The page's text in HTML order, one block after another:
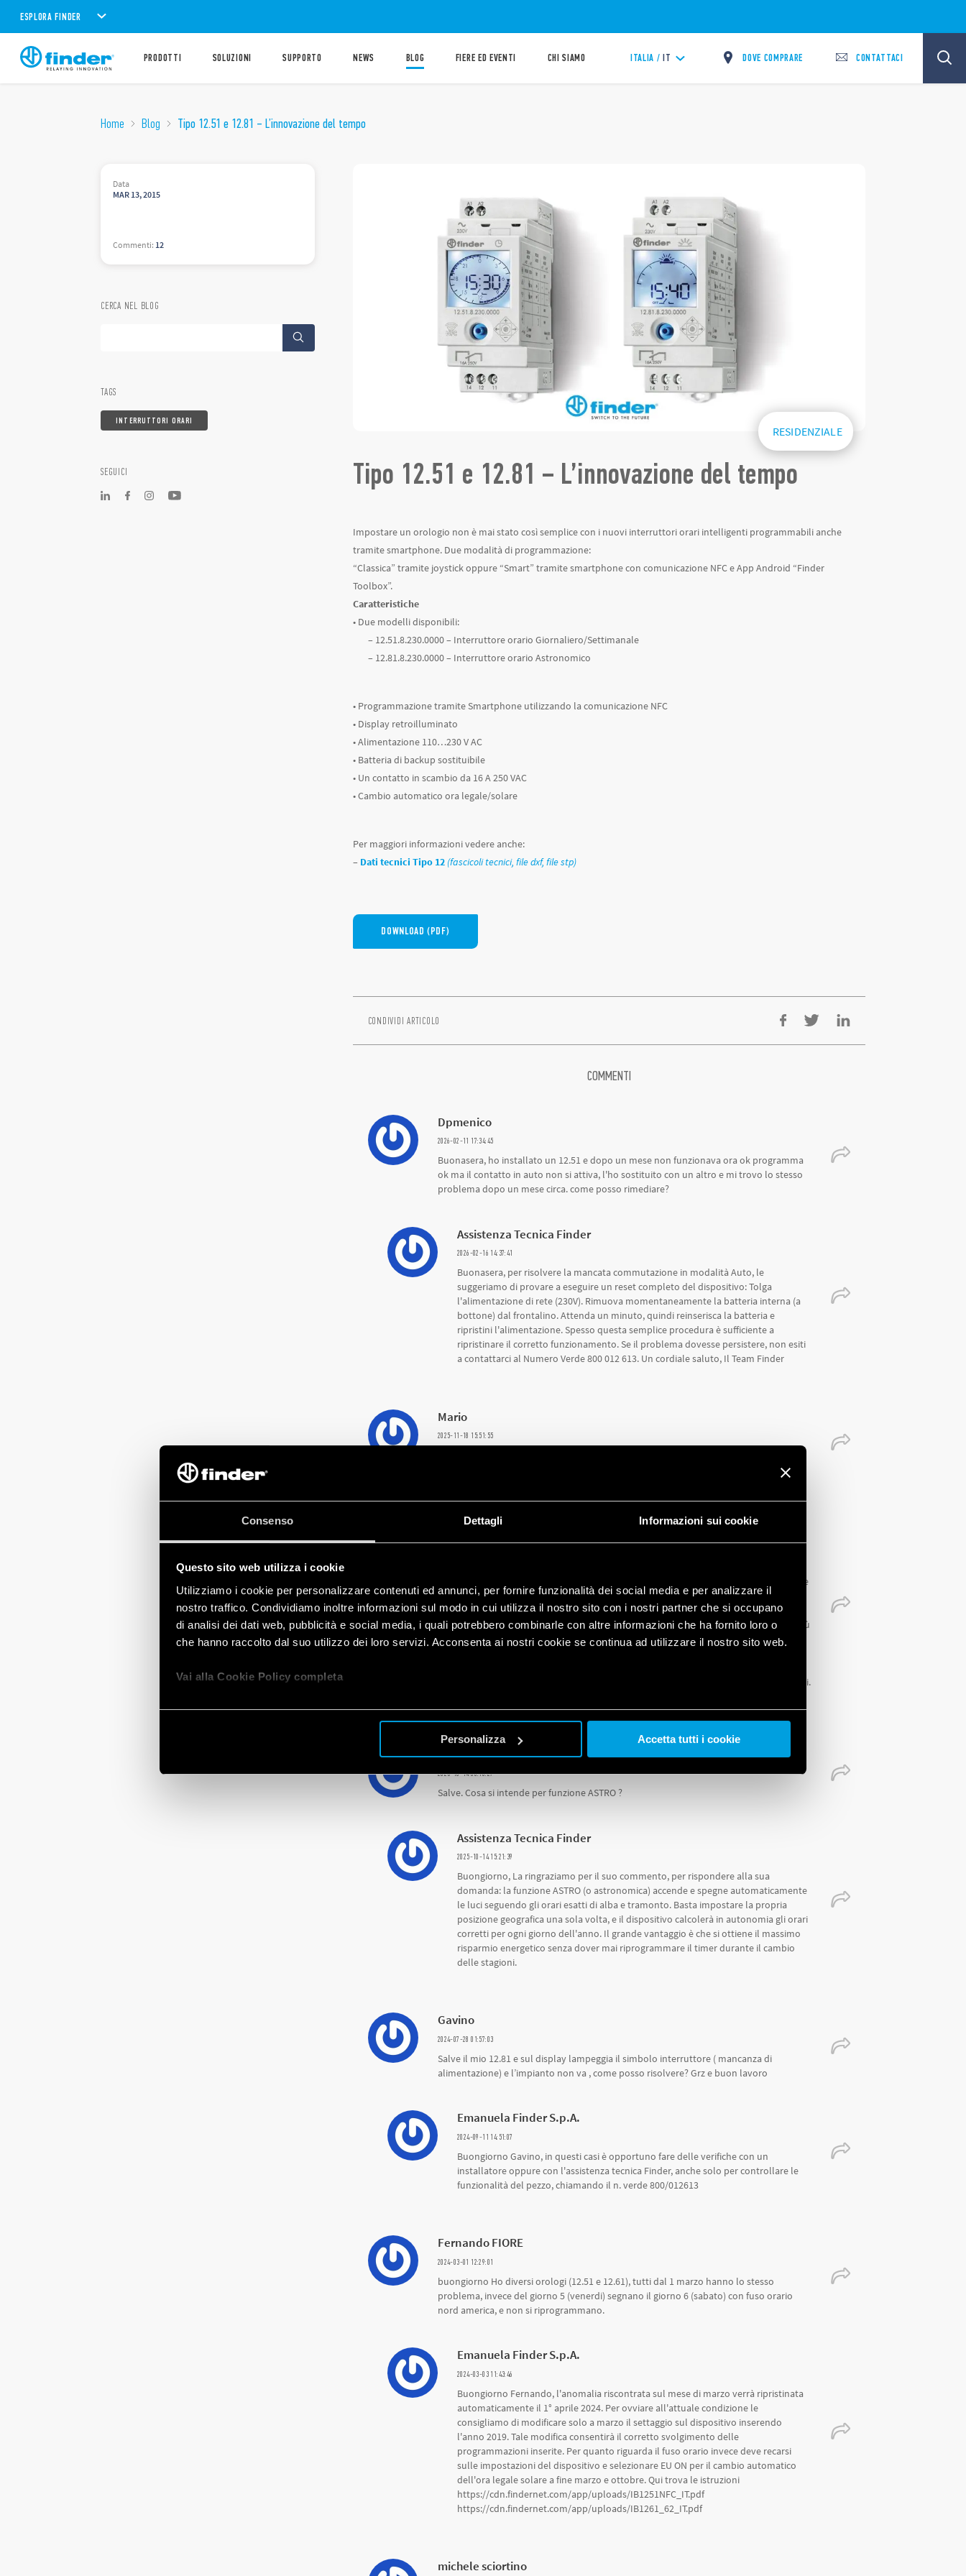
Consenso Dettagli Informazioni sui cookie
Questo sito web utilizza i cookie
Utilizziamo i cookie per personalizzare contenuti ed annunci, per fornire funzionalità dei social media e per analizzare il
nostro traffico. Condividiamo inoltre informazioni sul modo in cui utilizza il nostro sito con i nostri partner che si occupano
di analisi dei dati web, pubblicità e social media, i quali potrebbero combinarle con altre informazioni che ha fornito loro o
che hanno raccolto dal suo utilizzo dei loro servizi. Acconsenta ai nostri cookie se continua ad utilizzare il nostro sito web.
Vai alla Cookie Policy completa
Personalizza Accetta tutti i cookie
ESPLORA FINDER
PRODOTTI SOLUZIONI SUPPORTO NEWS BLOG FIERE ED EVENTI CHI SIAMO ITALIA / IT DOVE COMPRARE CONTATTACI
Home Blog Tipo 12.51 e 12.81 – L’innovazione del tempo
Data
MAR 13,2015
Commenti: 12
CERCA NEL BLOG
TAGS
INTERRUTTORI ORARI
SEGUICI
RESIDENZIALE
Tipo 12.51 e 12.81 – L’innovazione del tempo
Impostare un orologio non è mai stato così semplice con i nuovi interruttori orari intelligenti programmabili anche
tramite smartphone. Due modalità di programmazione:
“Classica” tramite joystick oppure “Smart” tramite smartphone con comunicazione NFC e App Android “Finder
Toolbox”.
Caratteristiche
• Due modelli disponibili:
– 12.51.8.230.0000 – Interruttore orario Giornaliero/Settimanale
– 12.81.8.230.0000 – Interruttore orario Astronomico
• Programmazione tramite Smartphone utilizzando la comunicazione NFC
• Display retroilluminato
• Alimentazione 110…230 V AC
• Batteria di backup sostituibile
• Un contatto in scambio da 16 A 250 VAC
• Cambio automatico ora legale/solare
Per maggiori informazioni vedere anche:
– Dati tecnici Tipo 12 (fascicoli tecnici, file dxf, file stp)
DOWNLOAD (PDF)
CONDIVIDI ARTICOLO
COMMENTI
Dpmenico
2026-02-11 17:34:45
Buonasera, ho installato un 12.51 e dopo un mese non funzionava ora ok programma
ok ma il contatto in auto non si attiva, l'ho sostituito con un altro e mi trovo lo stesso
problema dopo un mese circa. come posso rimediare?
Assistenza Tecnica Finder
2026-02-16 14:37:41
Buonasera, per risolvere la mancata commutazione in modalità Auto, le
suggeriamo di provare a eseguire un reset completo del dispositivo: Tolga
l'alimentazione di rete (230V). Rimuova momentaneamente la batteria interna (a
bottone) dal frontalino. Attenda un minuto, quindi reinserisca la batteria e
ripristini l'alimentazione. Spesso questa semplice procedura è sufficiente a
ripristinare il corretto funzionamento. Se il problema dovesse persistere, non esiti
a contattarci al Numero Verde 800 012 613. Un cordiale saluto, Il Team Finder
Mario
2025-11-18 15:51:55
Assistenza Tecnica Finder
progettato esclusivamente per la funzione astronomica (accensione al tramonto e
spegnimento all'alba), con la sola possibilità di inserire uno spegnimento e una
successiva riaccensione all'interno del periodo notturno. Non è quindi in grado di
gestire accensioni impulsive o orarie distribuite durante la giornata. Il prodotto più
indicato per le sue esigenze è il nuovo Tipo 12.B2. A differenza del 12.81, il 12.B2
durante il giorno. Restiamo a disposizione per eventuali chiarimenti. Cordiali saluti.
Savino Maria Pellecchia
2025-10-14 08:16:27
Salve. Cosa si intende per funzione ASTRO ?
Assistenza Tecnica Finder
2025-10-14 15:21:39
Buongiorno, La ringraziamo per il suo commento, per rispondere alla sua
domanda: la funzione ASTRO (o astronomica) accende e spegne automaticamente
le luci seguendo gli orari esatti di alba e tramonto. Basta impostare la propria
posizione geografica una sola volta, e il dispositivo calcolerà in autonomia gli orari
corretti per ogni giorno dell'anno. Il grande vantaggio è che si ottiene il massimo
risparmio energetico senza dover mai riprogrammare il timer durante il cambio
delle stagioni.
Gavino
2024-07-28 01:57:03
Salve il mio 12.81 e sul display lampeggia il simbolo interruttore ( mancanza di
alimentazione) e l’impianto non va , come posso risolvere? Grz e buon lavoro
Emanuela Finder S.p.A.
2024-09-11 14:51:07
Buongiorno Gavino, in questi casi è opportuno fare delle verifiche con un
installatore oppure con l'assistenza tecnica Finder, anche solo per controllare le
funzionalità del pezzo, chiamando il n. verde 800/012613
Fernando FIORE
2024-03-01 12:29:01
buongiorno Ho diversi orologi (12.51 e 12.61), tutti dal 1 marzo hanno lo stesso
problema, invece del giorno 5 (venerdi) segnano il giorno 6 (sabato) con fuso orario
nord america, e non si riprogrammano.
Emanuela Finder S.p.A.
2024-03-03 11:43:46
Buongiorno Fernando, l'anomalia riscontrata sul mese di marzo verrà ripristinata
automaticamente il 1° aprile 2024. Per ovviare all'attuale condizione le
consigliamo di modificare solo a marzo il settaggio sul dispositivo inserendo
l'anno 2019. Tale modifica consentirà il corretto svolgimento delle
programmazioni inserite. Per quanto riguarda il fuso orario invece deve recarsi
sulle impostazioni del dispositivo e selezionare EU ON per il cambio automatico
dell'ora legale solare a fine marzo e ottobre. Qui trova le istruzioni
https://cdn.findernet.com/app/uploads/IB1251NFC_IT.pdf
https://cdn.findernet.com/app/uploads/IB1261_62_IT.pdf
michele sciortino